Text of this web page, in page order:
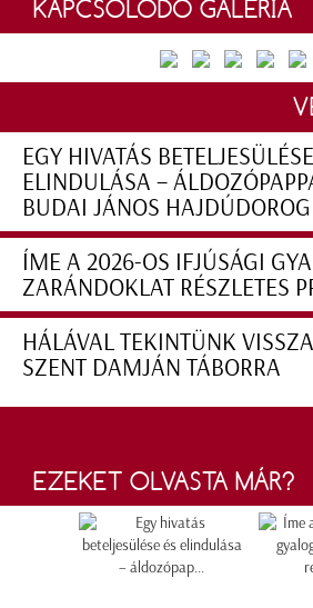
KAPCSOLÓDÓ GALÉRIA
EGY HIVATÁS
ELINDULÁSA –
BUDAI JÁNOS
ÍME A 2026-OS IFJÚSÁGI
ZARÁNDOKLAT RÉSZLETES
HÁLÁVAL TEKINTÜNK
SZENT DAMJÁN TÁBORRA
EZEKET OLVASTA MÁR?